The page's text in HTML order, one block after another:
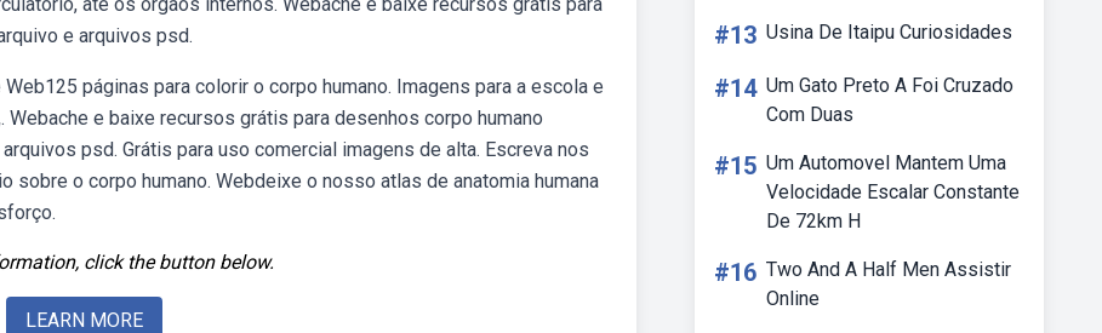
e arquivos psd.
páginas para colorir o corpo humano. Imagens para a escola e
Webache e baixe recursos grátis para desenhos corpo humano
psd. Grátis para uso comercial imagens de alta. Escreva nos
sobre o corpo humano. Webdeixe o nosso atlas de anatomia humana
click the button below.
LEARN MORE
#13 Usina De Itaipu Curiosidades
#14 Um Gato Preto A Foi Cruzado
Com Duas
#15 Um Automovel Mantem Uma
Velocidade Escalar Constante
De 72km H
#16 Two And A Half Men Assistir
Online